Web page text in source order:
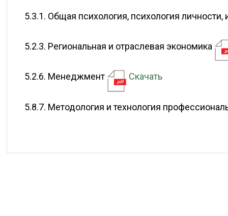
5.3.1. Общая психология, психология
5.2.3. Региональная и отраслевая экономика
5.2.6. Менеджмент Скачать
5.8.7. Методология и технология